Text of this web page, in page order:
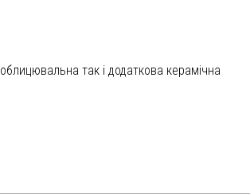
так і додаткова керамічна